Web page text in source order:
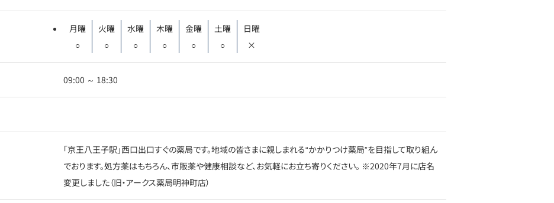
月曜
○
火曜
○
水曜
○
木曜
○
金曜
○
土曜
○
日曜
×
09:00 ～ 18:30
「京王八王子駅」西口出口すぐの薬局です。地域の皆さまに親しまれる“かかりつけ薬局”を目指して取り組ん
でおります。処方薬はもちろん、市販薬や健康相談など、お気軽にお立ち寄りください。 ※2020年7月に店名
変更しました（旧・アークス薬局明神町店）